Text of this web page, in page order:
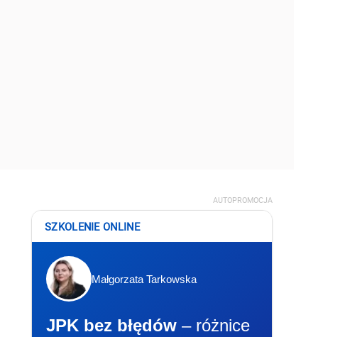
AUTOPROMOCJA
SZKOLENIE ONLINE
Małgorzata Tarkowska
JPK bez błędów – różnice